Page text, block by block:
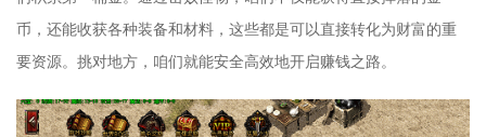
币，还能收获各种装备和材料，这些都是可以直接转化为财富的重
要资源。挑对地方，咱们就能安全高效地开启赚钱之路。